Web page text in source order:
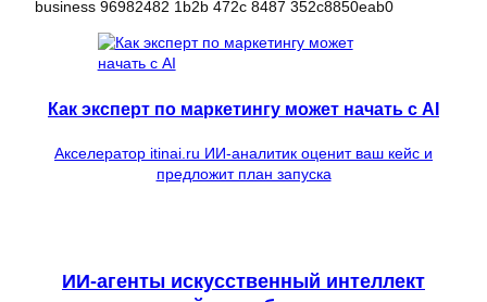
Как эксперт по маркетингу может начать с AI
Акселератор itinai.ru ИИ-аналитик оценит ваш кейс и
предложит план запуска
ИИ-агенты искусственный интеллект